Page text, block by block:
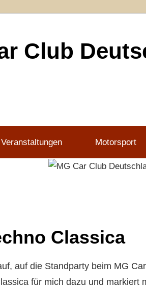
Club
Motorsport
Classica
auf die Standparty beim MG
für mich dazu und markiert